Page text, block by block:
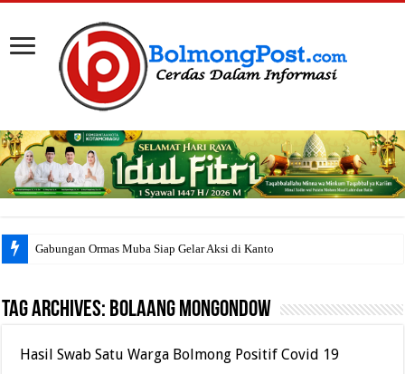
Gabungan Ormas Muba Siap Gelar Aksi di Kantor Pem
Tag Archives: BOLAANG MONGONDOW
Hasil Swab Satu Warga Bolmong Positif Covid 19